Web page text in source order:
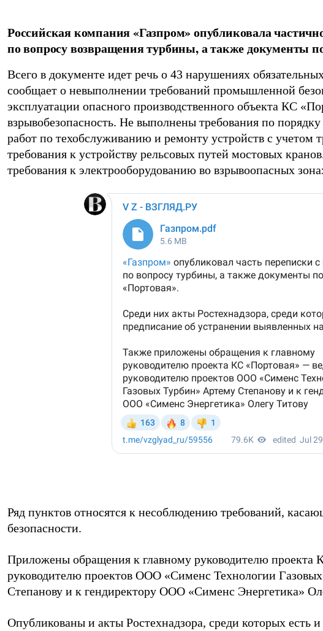
Российская компания «Газпром» опубликовала
по вопросу возвращения турбины, а также документы
Всего в документе идет речь о 43 нарушениях
сообщает о невыполнении требований промышленной
эксплуатации опасного производственного объекта КС
взрывобезопасность. Не выполнены требования по
работ по техобслуживанию и ремонту устройств с учетом
требования к устройству рельсовых путей мостовых
требования к электрооборудованию во взрывоопасных
Ряд пунктов относятся к несоблюдению требований,
безопасности.
Приложены обращения к главному руководителю проекта
руководителю проектов ООО «Сименс Технологии
Степанову и к гендиректору ООО «Сименс Энергетика»
Опубликованы и акты Ростехнадзора, среди которых есть